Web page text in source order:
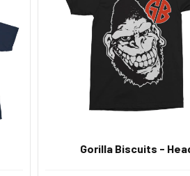
Gorilla Biscuits -